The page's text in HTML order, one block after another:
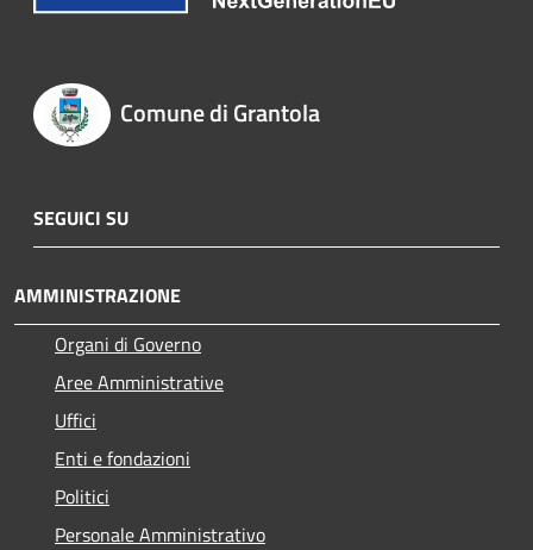
Comune di Grantola
SEGUICI SU
AMMINISTRAZIONE
Organi di Governo
Aree Amministrative
Uffici
Enti e fondazioni
Politici
Personale Amministrativo